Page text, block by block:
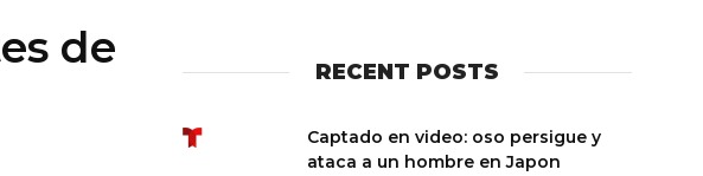
de
RECENT POSTS
Captado en video: oso persigue y
ataca a un hombre en Japon